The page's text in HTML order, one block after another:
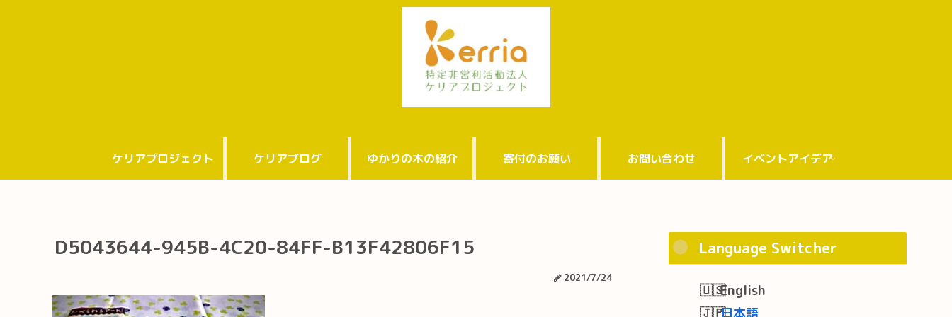
ケリアプロジェクト ケリアブログ ゆかりの木の紹介 寄付のお願い お問い合わせ イベントアイデア
D5043644-945B-4C20-84FF-B13F42806F15
2021/7/24
Language Switcher
English
日本語